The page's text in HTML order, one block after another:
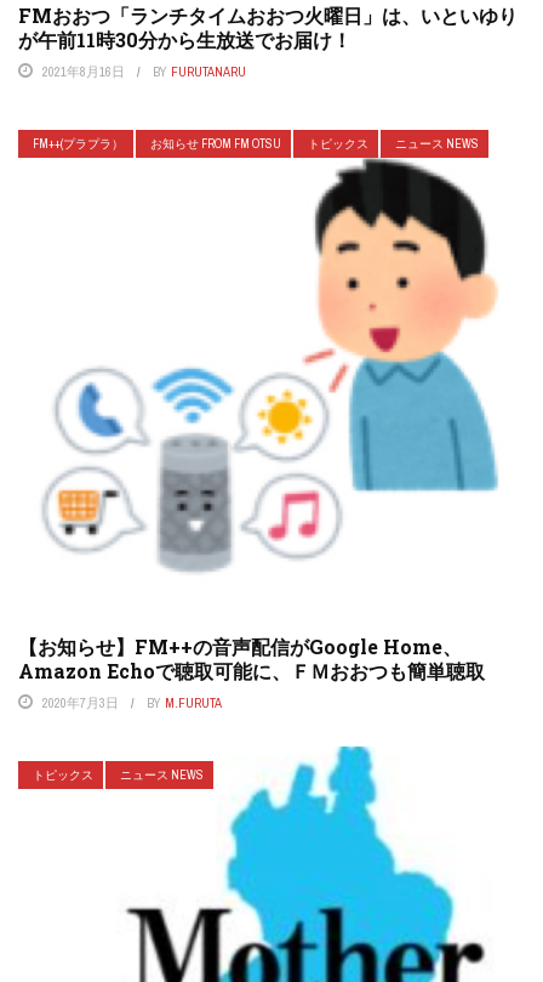
FMおおつ「ランチタイムおおつ火曜日」は、いといゆり
が午前11時30分から生放送でお届け！
2021年8月16日 BY FURUTANARU
FM++(プラプラ） お知らせ FROM FM OTSU トピックス ニュース NEWS
【お知らせ】FM++の音声配信がGoogle Home、
Amazon Echoで聴取可能に、ＦＭおおつも簡単聴取
2020年7月3日 BY M.FURUTA
トピックス ニュース NEWS